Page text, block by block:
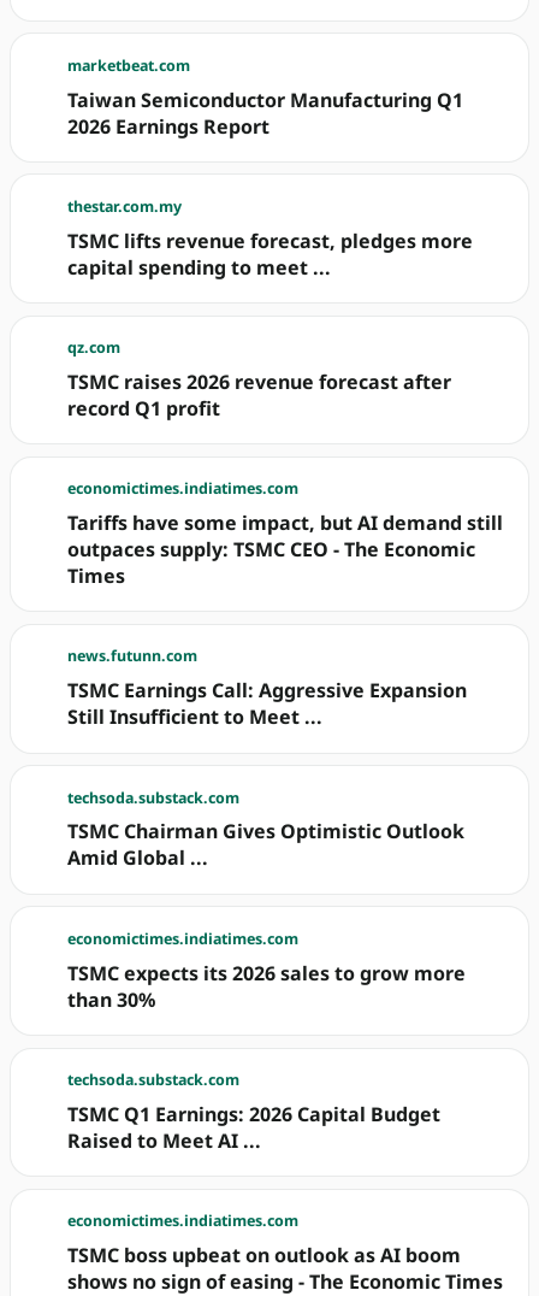
marketbeat.com
Taiwan Semiconductor Manufacturing Q1
2026 Earnings Report
thestar.com.my
TSMC lifts revenue forecast, pledges more
capital spending to meet ...
qz.com
TSMC raises 2026 revenue forecast after
record Q1 profit
economictimes.indiatimes.com
Tariffs have some impact, but AI demand still
outpaces supply: TSMC CEO - The Economic
Times
news.futunn.com
TSMC Earnings Call: Aggressive Expansion
Still Insufficient to Meet ...
techsoda.substack.com
TSMC Chairman Gives Optimistic Outlook
Amid Global ...
economictimes.indiatimes.com
TSMC expects its 2026 sales to grow more
than 30%
techsoda.substack.com
TSMC Q1 Earnings: 2026 Capital Budget
Raised to Meet AI ...
economictimes.indiatimes.com
TSMC boss upbeat on outlook as AI boom
shows no sign of easing - The Economic Times